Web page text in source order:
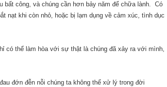
công, và chúng cần hơn bảy năm để chữa lành. Có
nạt khi còn nhỏ, hoặc bị lạm dụng về cảm xúc, tình dục
có thể làm hòa với sự thật là chúng đã xảy ra với mình,
đớn đễn nỗi chúng ta không thể xử lý trong đời